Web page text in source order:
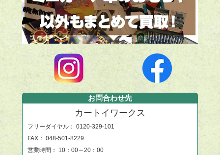
お問合わせ先
カートイワークス
フリーダイヤル： 0120-329-101
FAX： 048-501-8229
営業時間： 10：00～20：00